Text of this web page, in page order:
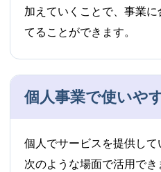
加えていくことで、事業
てることができます。
個人事業で使いや
個人でサービスを提供し
次のような場面で活用でき